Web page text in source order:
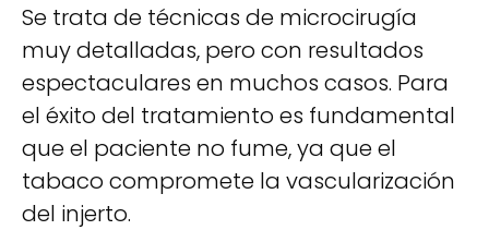
Se trata de técnicas de microcirugía
muy detalladas, pero con resultados
espectaculares en muchos casos. Para
el éxito del tratamiento es fundamental
que el paciente no fume, ya que el
tabaco compromete la vascularización
del injerto.